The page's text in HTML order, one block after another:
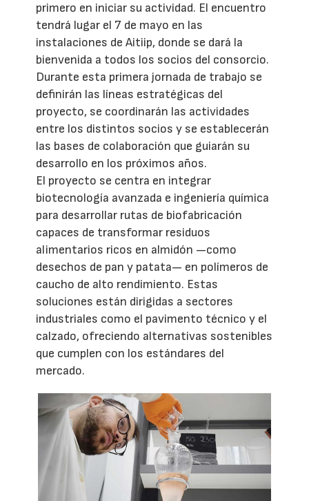
primero en iniciar su actividad. El encuentro
tendrá lugar el 7 de mayo en las
instalaciones de Aitiip, donde se dará la
bienvenida a todos los socios del consorcio.
Durante esta primera jornada de trabajo se
definirán las líneas estratégicas del
proyecto, se coordinarán las actividades
entre los distintos socios y se establecerán
las bases de colaboración que guiarán su
desarrollo en los próximos años.
El proyecto se centra en integrar
biotecnología avanzada e ingeniería química
para desarrollar rutas de biofabricación
capaces de transformar residuos
alimentarios ricos en almidón —como
desechos de pan y patata— en polímeros de
caucho de alto rendimiento. Estas
soluciones están dirigidas a sectores
industriales como el pavimento técnico y el
calzado, ofreciendo alternativas sostenibles
que cumplen con los estándares del
mercado.